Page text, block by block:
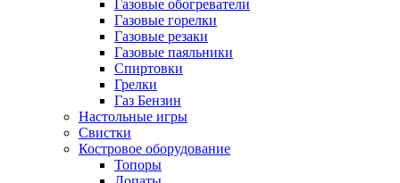
Газовые обогреватели
Газовые горелки
Газовые резаки
Газовые паяльники
Спиртовки
Грелки
Газ Бензин
Настольные игры
Свистки
Костровое оборудование
Топоры